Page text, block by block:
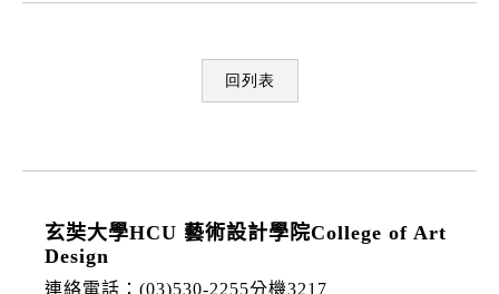
回列表
玄奘大學HCU 藝術設計學院College of Art
Design
連絡電話：(03)530-2255分機3217